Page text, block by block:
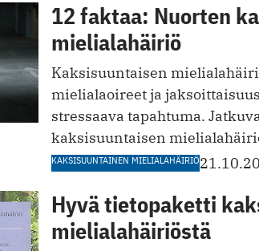
12 faktaa: Nuorten
mielialahäiriö
Kaksisuuntaisen
mielialaoireet ja
stressaava tapahtuma.
kaksisuuntaisen
KAKSISUUNTAINEN MIELIALAHÄIRIÖ
Hyvä tietopaketti
mielialahäiriöstä